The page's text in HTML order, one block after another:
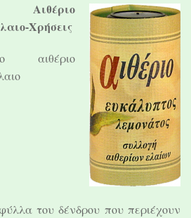
Αιθέριο
Χρήσεις
αιθέριο
του δένδρου που περιέχουν